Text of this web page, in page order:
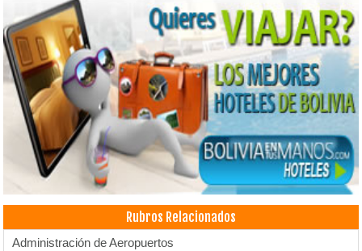
Rubros Relacionados
Administración de Aeropuertos